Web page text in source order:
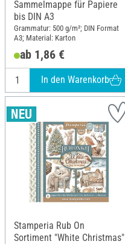
Sammelmappe für Papiere
bis DIN A3
Grammatur: 500 g/m²; DIN Format
A3; Material: Karton
ab 1,86 €
In den Warenkorb
Stamperia Rub On
Sortiment "White Christmas"